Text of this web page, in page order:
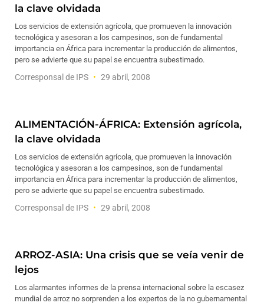
la clave olvidada
Los servicios de extensión agrícola, que promueven la innovación
tecnológica y asesoran a los campesinos, son de fundamental
importancia en África para incrementar la producción de alimentos,
pero se advierte que su papel se encuentra subestimado.
Corresponsal de IPS 29 abril, 2008
ALIMENTACIÓN-ÁFRICA: Extensión agrícola,
la clave olvidada
Los servicios de extensión agrícola, que promueven la innovación
tecnológica y asesoran a los campesinos, son de fundamental
importancia en África para incrementar la producción de alimentos,
pero se advierte que su papel se encuentra subestimado.
Corresponsal de IPS 29 abril, 2008
ARROZ-ASIA: Una crisis que se veía venir de
lejos
Los alarmantes informes de la prensa internacional sobre la escasez
mundial de arroz no sorprenden a los expertos de la no gubernamental